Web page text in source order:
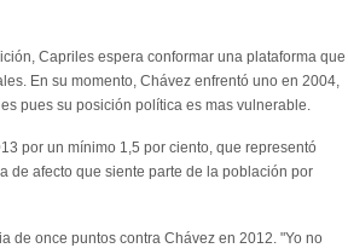
Capriles espera conformar una plataforma que
En su momento, Chávez enfrentó uno en 2004,
pues su posición política es mas vulnerable.
por un mínimo 1,5 por ciento, que representó
de afecto que siente parte de la población por
de once puntos contra Chávez en 2012. "Yo no